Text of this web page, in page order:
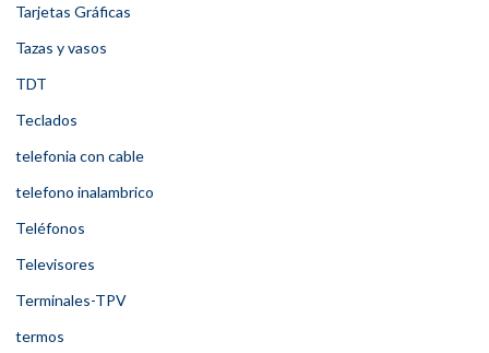
Tarjetas Gráficas
Tazas y vasos
TDT
Teclados
telefonia con cable
telefono inalambrico
Teléfonos
Televisores
Terminales-TPV
termos